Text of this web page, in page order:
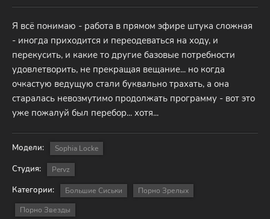
Я всё понимаю - работа в прямом эфире штука сложная
- иногда приходится и переодеваться на ходу, и
перекусить, и какие то другие базовые потребности
удовлетворить, не прекращая вещание... но когда
очкастую ведущую стали буквально трахать, а она
старалась невозмутимо продолжать программу - вот это
уже пожалуй был перебор... хотя...
Модели: Sophia Locke
Студия: Pervz
Категории: Большие Сиськи
Порно Зрелых
Порно Звезды